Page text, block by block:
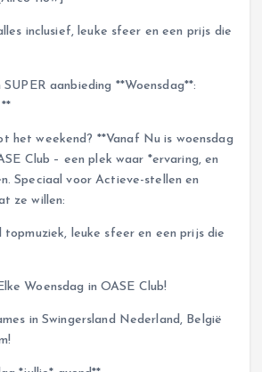
inclusief, leuke sfeer en een prijs die
aanbieding **Woensdag**:
het weekend? **Vanaf Nu is woensdag
Club – een plek waar *ervaring, en
Speciaal voor Actieve-stellen en
ze willen:
topmuziek, leuke sfeer en een prijs die
Woensdag in OASE Club!
in Swingersland Nederland, België